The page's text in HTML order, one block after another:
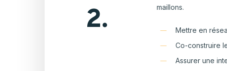
2.
maillons.
Mettre en
Co-construire
Assurer une